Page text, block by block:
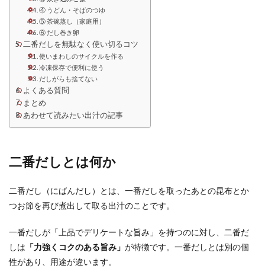
④ うどん・そばのつゆ
⑤ 茶碗蒸し（家庭用）
⑥ だし巻き卵
二番だしを無駄なく使い切るコツ
使いまわしのサイクルを作る
冷凍保存で便利に使う
だしがらも捨てない
よくある質問
まとめ
あわせて読みたい出汁の記事
二番だしとは何か
二番だし（にばんだし）とは、一番だしを取ったあとの昆布とか
つお節を再び煮出して取る出汁のことです。
一番だしが「上品でデリケートな旨み」を持つのに対し、二番だ
しは 「力強くコクのある旨み」 が特徴です。一番だしとは別の個
性があり、用途が違います。